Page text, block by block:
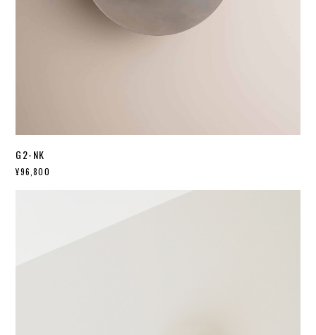
G2-NK
¥96,800